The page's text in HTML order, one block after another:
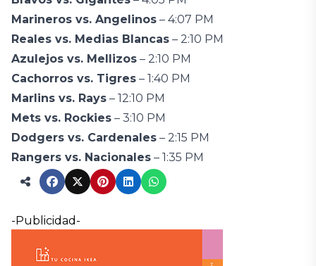
Marineros vs. Angelinos – 4:07 PM
Reales vs. Medias Blancas – 2:10 PM
Azulejos vs. Mellizos – 2:10 PM
Cachorros vs. Tigres – 1:40 PM
Marlins vs. Rays – 12:10 PM
Mets vs. Rockies – 3:10 PM
Dodgers vs. Cardenales – 2:15 PM
Rangers vs. Nacionales – 1:35 PM
-Publicidad-